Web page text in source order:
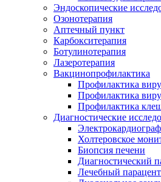
Эндоскопические
Озонотерапия
Аптечный пункт
Карбокситерапия
Ботулинотерапия
Лазеротерапия
Вакцинопрофилактика
Профилактика
Профилактика
Профилактика
Диагностические
Холтеровское
Биопсия печени
Диагностический
Лечебный